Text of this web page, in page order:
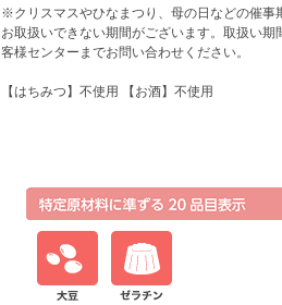
※クリスマスやひなまつり、母の日などの催事
お取扱いできない期間がございます。取扱い期
客様センターまでお問い合わせください。
【はちみつ】不使用 【お酒】不使用